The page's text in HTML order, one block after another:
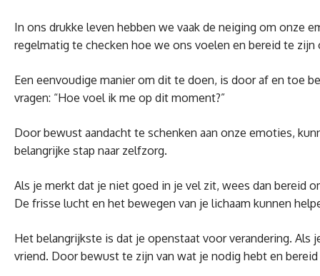
In ons drukke leven hebben we vaak de neiging om onze
regelmatig te checken hoe we ons voelen en bereid te zijn
Een eenvoudige manier om dit te doen, is door af en toe
vragen: “Hoe voel ik me op dit moment?”
Door bewust aandacht te schenken aan onze emoties,
belangrijke stap naar zelfzorg.
Als je merkt dat je niet goed in je vel zit, wees dan bereid
De frisse lucht en het bewegen van je lichaam kunnen
Het belangrijkste is dat je openstaat voor verandering.
vriend. Door bewust te zijn van wat je nodig hebt en